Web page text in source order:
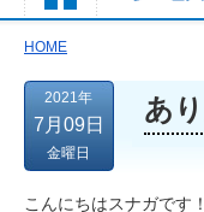
HOME
2021年
7月09日
金曜日
あ
こんにちはスナガです！